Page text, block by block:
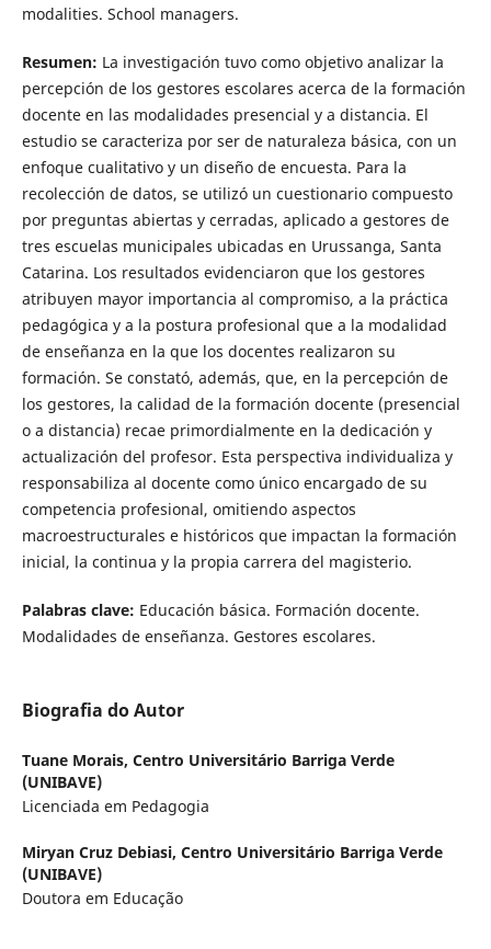
modalities. School managers.
Resumen: La investigación tuvo como objetivo analizar la
percepción de los gestores escolares acerca de la formación
docente en las modalidades presencial y a distancia. El
estudio se caracteriza por ser de naturaleza básica, con un
enfoque cualitativo y un diseño de encuesta. Para la
recolección de datos, se utilizó un cuestionario compuesto
por preguntas abiertas y cerradas, aplicado a gestores de
tres escuelas municipales ubicadas en Urussanga, Santa
Catarina. Los resultados evidenciaron que los gestores
atribuyen mayor importancia al compromiso, a la práctica
pedagógica y a la postura profesional que a la modalidad
de enseñanza en la que los docentes realizaron su
formación. Se constató, además, que, en la percepción de
los gestores, la calidad de la formación docente (presencial
o a distancia) recae primordialmente en la dedicación y
actualización del profesor. Esta perspectiva individualiza y
responsabiliza al docente como único encargado de su
competencia profesional, omitiendo aspectos
macroestructurales e históricos que impactan la formación
inicial, la continua y la propia carrera del magisterio.
Palabras clave: Educación básica. Formación docente.
Modalidades de enseñanza. Gestores escolares.
Biografia do Autor
Tuane Morais, Centro Universitário Barriga Verde
(UNIBAVE)
Licenciada em Pedagogia
Miryan Cruz Debiasi, Centro Universitário Barriga Verde
(UNIBAVE)
Doutora em Educação